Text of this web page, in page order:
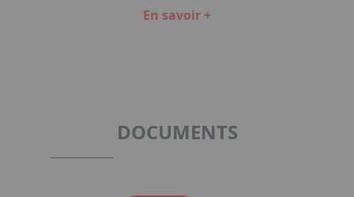
En savoir +
DOCUMENTS